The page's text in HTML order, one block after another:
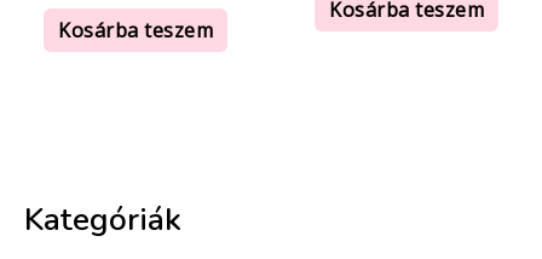
Kosárba teszem
Kosárba teszem
Kategóriák